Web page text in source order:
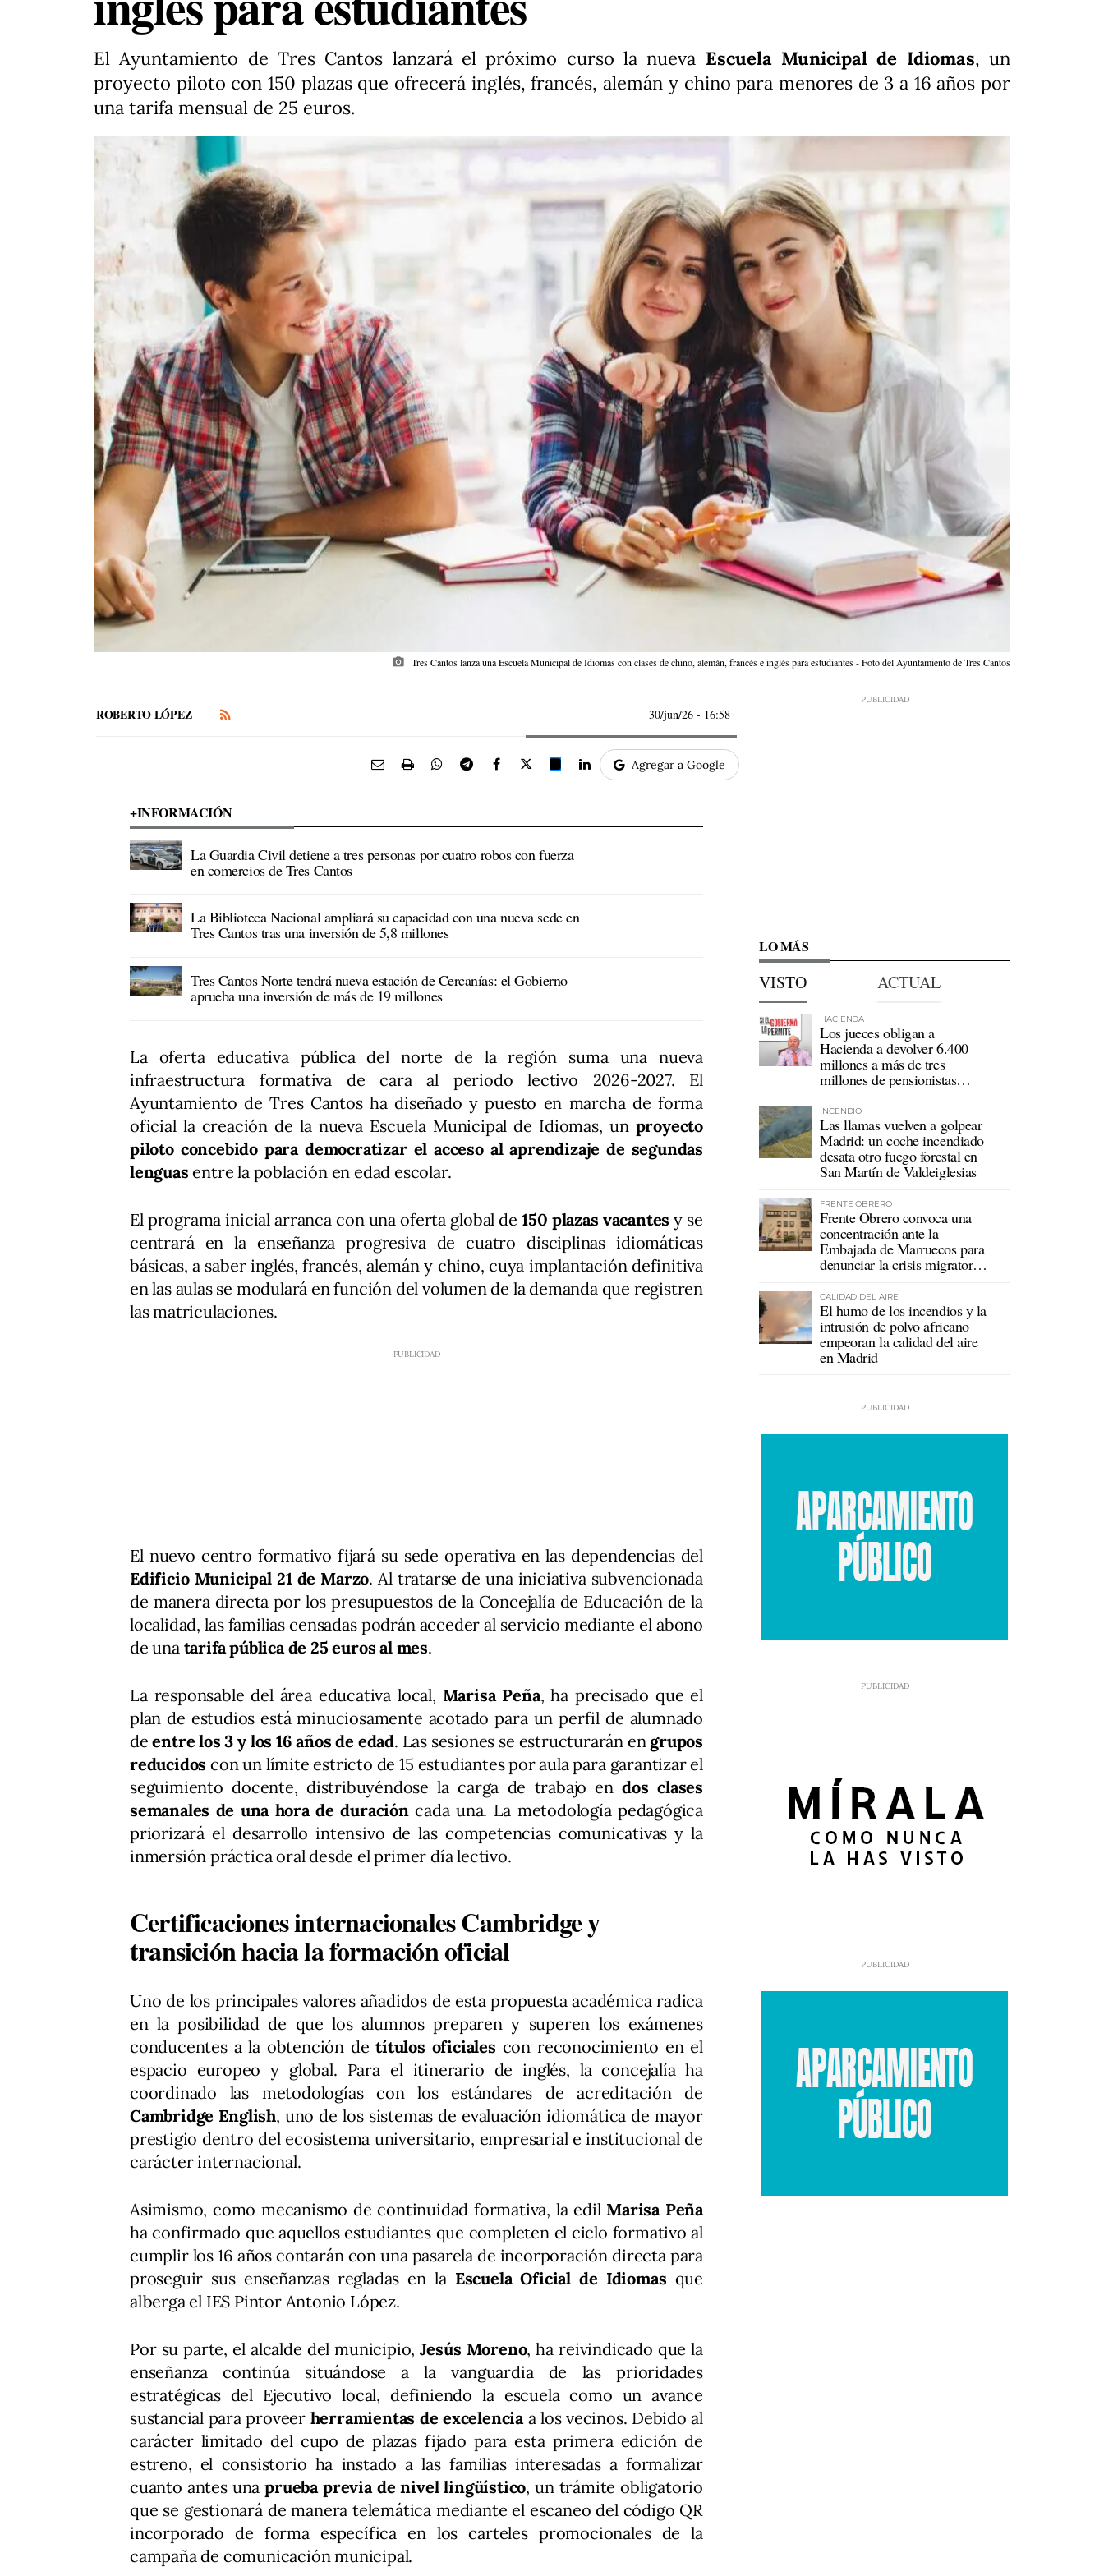
El Ayuntamiento de Tres Cantos lanzará el próximo curso la nueva Escuela Municipal de Idiomas, un
proyecto piloto con 150 plazas que ofrecerá inglés, francés, alemán y chino para menores de 3 a 16 años por
una tarifa mensual de 25 euros.
photo_camera Tres Cantos lanza una Escuela Municipal de Idiomas con clases de chino, alemán, francés e inglés para estudiantes - Foto del Ayuntamiento de Tres Cantos
ROBERTO LÓPEZ 30/jun/26 - 16:58
Agregar a Google
+INFORMACIÓN
La Guardia Civil detiene a tres personas por cuatro robos con fuerza
en comercios de Tres Cantos
La Biblioteca Nacional ampliará su capacidad con una nueva sede en
Tres Cantos tras una inversión de 5,8 millones
Tres Cantos Norte tendrá nueva estación de Cercanías: el Gobierno
aprueba una inversión de más de 19 millones
La oferta educativa pública del norte de la región suma una nueva
infraestructura formativa de cara al periodo lectivo 2026-2027. El
Ayuntamiento de Tres Cantos ha diseñado y puesto en marcha de forma
oficial la creación de la nueva Escuela Municipal de Idiomas, un proyecto
piloto concebido para democratizar el acceso al aprendizaje de segundas
lenguas entre la población en edad escolar.
El programa inicial arranca con una oferta global de150 plazas vacantes y se
centrará en la enseñanza progresiva de cuatro disciplinas idiomáticas
básicas, a saber inglés, francés, alemán y chino, cuya implantación definitiva
en las aulas se modulará en función del volumen de la demanda que registren
las matriculaciones.
El nuevo centro formativo fijará su sede operativa en las dependencias del
Edificio Municipal 21 de Marzo. Al tratarse de una iniciativa subvencionada
de manera directa por los presupuestos de la Concejalía de Educación de la
localidad, las familias censadas podrán acceder al servicio mediante el abono
de una tarifa pública de 25 euros al mes.
La responsable del área educativa local, Marisa Peña, ha precisado que el
plan de estudios está minuciosamente acotado para un perfil de alumnado
deentre los 3 y los 16 años de edad. Las sesiones se estructurarán en grupos
reducidos con un límite estricto de 15 estudiantes por aula para garantizar el
seguimiento docente, distribuyéndose la carga de trabajo endos clases
semanales de una hora de duracióncada una. La metodología pedagógica
priorizará el desarrollo intensivo de las competencias comunicativas y la
inmersión práctica oral desde el primer día lectivo.
Certificaciones internacionales Cambridge y
transición hacia la formación oficial
Uno de los principales valores añadidos de esta propuesta académica radica
en la posibilidad de que los alumnos preparen y superen los exámenes
conducentes a la obtención de títulos oficiales con reconocimiento en el
espacio europeo y global. Para el itinerario de inglés, la concejalía ha
coordinado las metodologías con los estándares de acreditación de
Cambridge English, uno de los sistemas de evaluación idiomática de mayor
prestigio dentro del ecosistema universitario, empresarial e institucional de
carácter internacional.
Asimismo, como mecanismo de continuidad formativa, la edil Marisa Peña
ha confirmado que aquellos estudiantes que completen el ciclo formativo al
cumplir los 16 años contarán con una pasarela de incorporación directa para
proseguir sus enseñanzas regladas en la Escuela Oficial de Idiomas que
alberga el IES Pintor Antonio López.
Por su parte, el alcalde del municipio,Jesús Moreno, ha reivindicado que la
enseñanza continúa situándose a la vanguardia de las prioridades
estratégicas del Ejecutivo local, definiendo la escuela como un avance
sustancial para proveer herramientas de excelencia a los vecinos. Debido al
carácter limitado del cupo de plazas fijado para esta primera edición de
estreno, el consistorio ha instado a las familias interesadas a formalizar
cuanto antes unaprueba previa de nivel lingüístico, un trámite obligatorio
que se gestionará de manera telemática mediante el escaneo del código QR
incorporado de forma específica en los carteles promocionales de la
campaña de comunicación municipal.
LO MÁS
VISTO ACTUAL
HACIENDA
Los jueces obligan a
Hacienda a devolver 6.400
millones a más de tres
millones de pensionistas
INCENDIO
Las llamas vuelven a golpear
Madrid: un coche incendiado
desata otro fuego forestal en
San Martín de Valdeiglesias
FRENTE OBRERO
Frente Obrero convoca una
concentración ante la
Embajada de Marruecos para
denunciar la crisis migratoria
CALIDAD DEL AIRE
El humo de los incendios y la
intrusión de polvo africano
empeoran la calidad del aire
en Madrid